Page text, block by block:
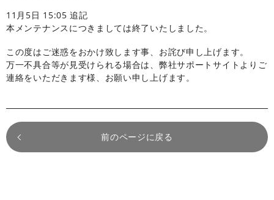
11月5日 15:05 追記
本メンテナンスにつきましては終了いたしました。
この度はご迷惑をおかけ致します事、お詫び申し上げます。
万一不具合等が見受けられる場合は、弊社サポートサイトよりご
連絡をいただきます様、お願い申し上げます。
前のページに戻る